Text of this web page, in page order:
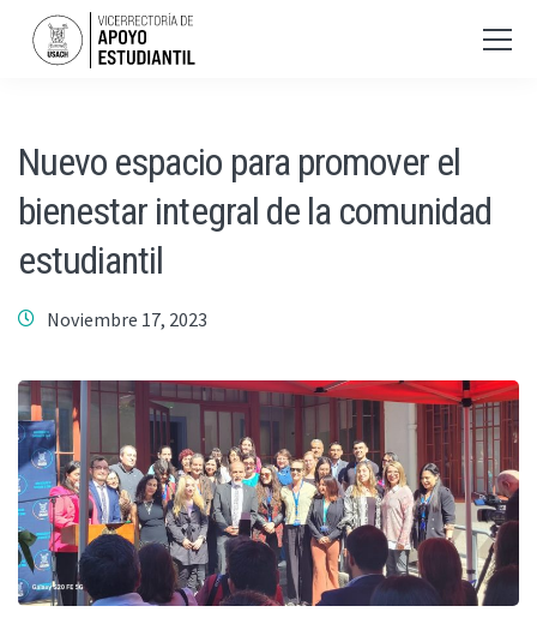
Nuevo espacio para promover el
bienestar integral de la comunidad
estudiantil
Noviembre 17, 2023